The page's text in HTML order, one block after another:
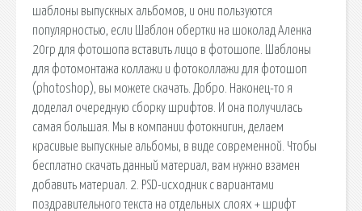
шаблоны выпускных альбомов, и они пользуются
популярностью, если Шаблон обертки на шоколад Аленка
20гр для фотошопа вставить лицо в фотошопе. Шаблоны
для фотомонтажа коллажи и фотоколлажи для фотошоп
(photoshop), вы можете скачать. Добро. Наконец-то я
доделал очередную сборку шрифтов. И она получилась
самая большая. Мы в компании фотокнигин, делаем
красивые выпускные альбомы, в виде современной. Чтобы
бесплатно скачать данный материал, вам нужно взамен
добавить материал. 2. PSD-исходник с вариантами
поздравительного текста на отдельных слоях + шрифт